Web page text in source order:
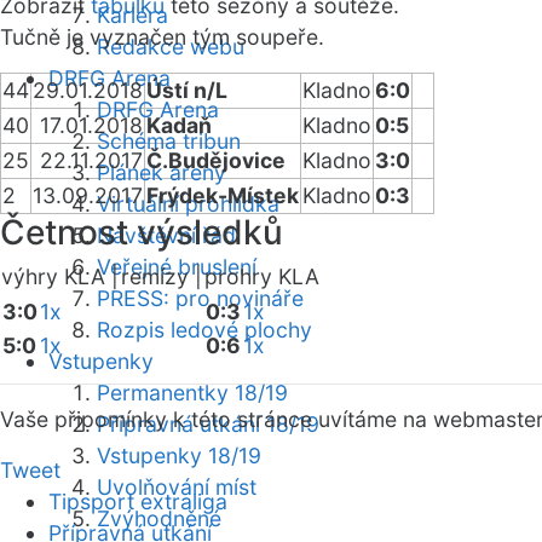
Kariéra
Redakce webu
DRFG Arena
DRFG Arena
Schéma tribun
Plánek areny
Virtuální prohlídka
Návštěvní řád
Veřejné bruslení
PRESS: pro novináře
Rozpis ledové plochy
Vstupenky
Permanentky 18/19
Přípravná utkání 18/19
Vstupenky 18/19
Uvolňování míst
Zvýhodněné
Zobrazit tabulku této sezóny a soutěže.
Tučně je vyznačen tým soupeře.
4429.01.2018Ústí n/L Kladno6:0
40 17.01.2018Kadaň Kladno 0:5
25 22.11.2017 Č.Budějovice Kladno 3:0
2
13.09.2017Frýdek-MístekKladno 0:3
Četnost výsledků
výhry KLA |remízy |prohry KLA
3:01x
5:01x
0:31x
0:61x
Vaše připomínky k této stránce uvítáme na webmaster
Tweet
Tipsport extraliga
Přípravná utkání